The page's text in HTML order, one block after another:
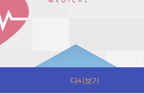
다시보기